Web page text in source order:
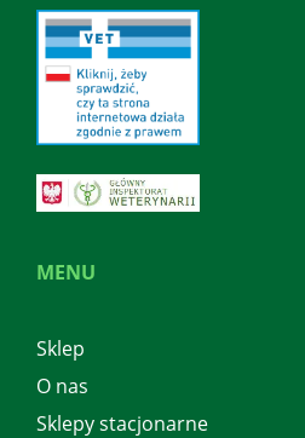
MENU
Sklep
O nas
Sklepy stacjonarne